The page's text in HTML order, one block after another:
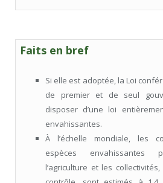
Faits en bref
Si elle est adoptée, la Loi
de premier et de seul
disposer d’une loi
envahissantes.
À l’échelle mondiale, les
espèces envahissantes
l’agriculture et les